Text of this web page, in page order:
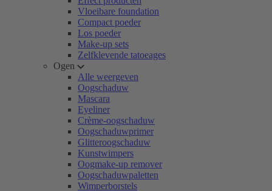
Vloeibare foundation
Compact poeder
Los poeder
Make-up sets
Zelfklevende tatoeages
Ogen
Alle weergeven
Oogschaduw
Mascara
Eyeliner
Crème-oogschaduw
Oogschaduwprimer
Glitteroogschaduw
Kunstwimpers
Oogmake-up remover
Oogschaduwpaletten
Wimperborstels